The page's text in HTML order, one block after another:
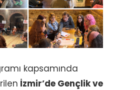
kapsamında
İzmir’de Gençlik ve